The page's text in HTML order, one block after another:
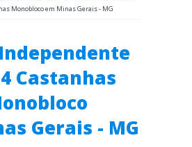
Monobloco em Minas Gerais - MG
Castanhas
Gerais - MG